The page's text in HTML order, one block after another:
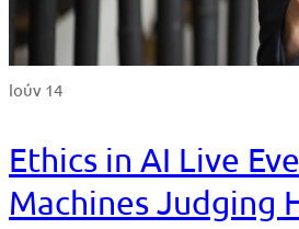
Ιούν 14
Ethics in AI Live
Machines Judging